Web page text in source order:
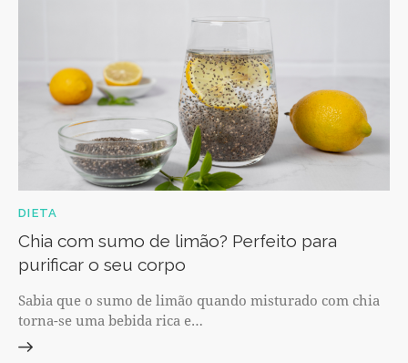
DIETA
Chia com sumo de limão? Perfeito para
purificar o seu corpo
Sabia que o sumo de limão quando misturado com chia
torna-se uma bebida rica e…